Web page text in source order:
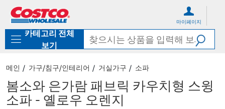
로
기
가
마이페이지
카테고리 전체
보기
메인 가구/침구/인테리어 거실가구 소파
봄소와 은가람 패브릭 카우치형 스윙
소파 - 옐로우 오렌지